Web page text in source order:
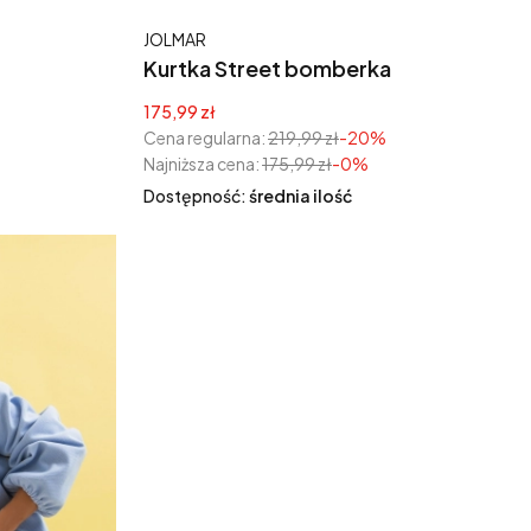
Kurtka Street bomberka
Producent
JOLMAR
Cena promocyjna
175,99 zł
Cena regularna:219,99 zł-20%
Najniższa cena:175,99 zł-0%
Dostępność: średnia ilość